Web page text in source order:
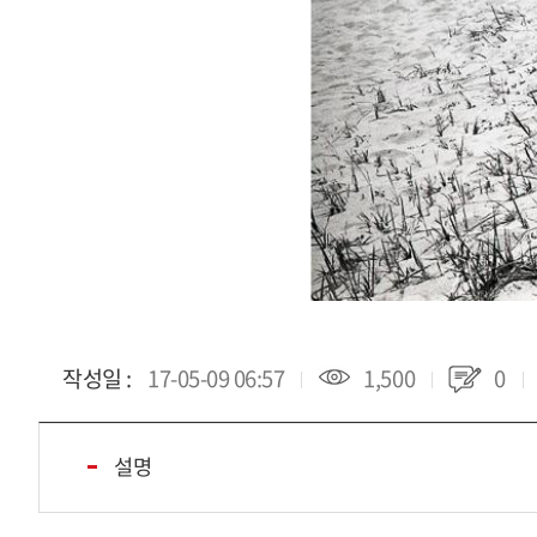
작성일 : 17-05-09 06:57 1,500 0
설명